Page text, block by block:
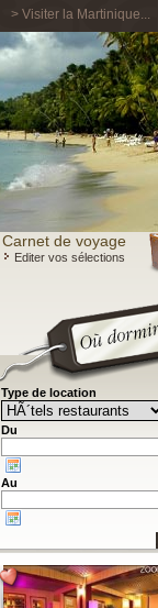
> Visiter la Martinique...
Carnet de voyage
Editer vos sélections
Type de location
Du
Au